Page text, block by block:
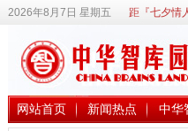
2026年8月7日 星期五 距『七夕情
网站首页 新闻热点 中华